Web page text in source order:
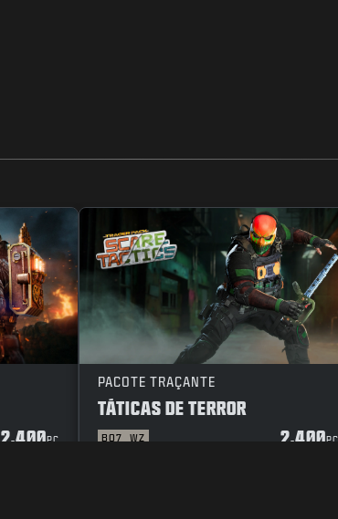
2.400PC
PACOTE TRAÇANTE
TÁTICAS DE TERROR
BO7 WZ 2.400PC